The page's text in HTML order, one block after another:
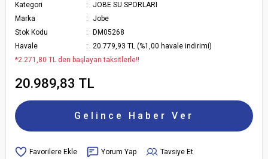
Kategori
JOBE SU SPORLARI
Marka
Jobe
Stok Kodu
DM05268
Havale
20.779,93 TL (%1,00 havale indirimi)
*2.271,80 TL den başlayan taksitlerle!!
20.989,83 TL
Gelince Haber Ver
Yorum Yap
Tavsiye Et